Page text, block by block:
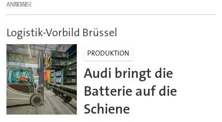
ANZEIGE
Logistik-Vorbild Brüssel
PRODUKTION
Audi bringt die
Batterie auf die
Schiene